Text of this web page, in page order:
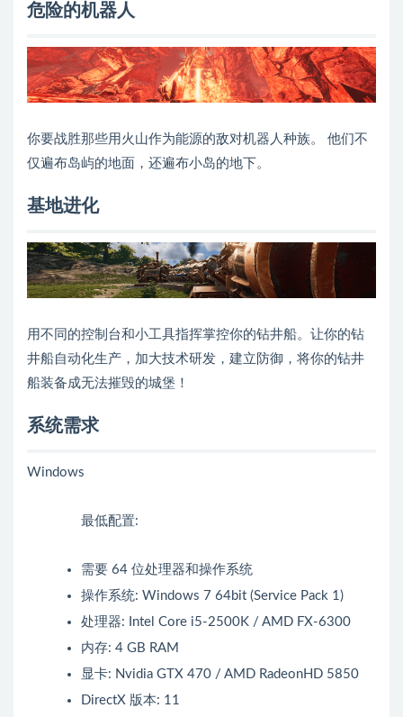
危险的机器人
你要战胜那些用火山作为能源的敌对机器人种族。 他们不
仅遍布岛屿的地面，还遍布小岛的地下。
基地进化
用不同的控制台和小工具指挥掌控你的钻井船。让你的钻
井船自动化生产，加大技术研发，建立防御，将你的钻井
船装备成无法摧毁的城堡！
系统需求
Windows
最低配置:
需要 64 位处理器和操作系统
操作系统: Windows 7 64bit (Service Pack 1)
处理器: Intel Core i5-2500K / AMD FX-6300
内存: 4 GB RAM
显卡: Nvidia GTX 470 / AMD RadeonHD 5850
DirectX 版本: 11